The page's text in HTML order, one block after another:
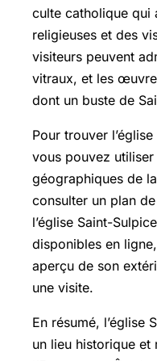
culte catholique qui
religieuses et des
visiteurs peuvent
vitraux, et les
dont un buste de
Pour trouver
vous pouvez
géographiques de
consulter un plan
l’église Saint-
disponibles en
aperçu de son
une visite.
En résumé, l’église
un lieu historique et